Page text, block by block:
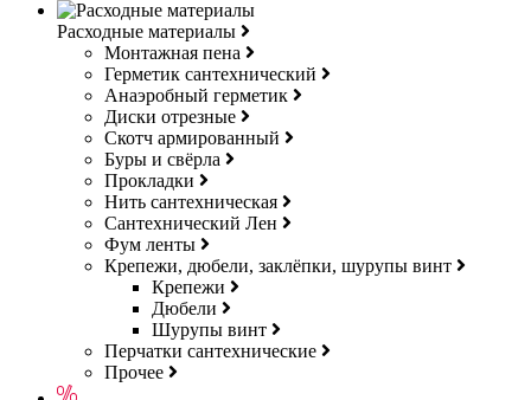
Расходные материалы
Монтажная пена
Герметик сантехнический
Анаэробный герметик
Диски отрезные
Скотч армированный
Буры и свёрла
Прокладки
Нить сантехническая
Сантехнический Лен
Фум ленты
Крепежи, дюбели, заклёпки, шурупы винт
Крепежи
Дюбели
Шурупы винт
Перчатки сантехнические
Прочее